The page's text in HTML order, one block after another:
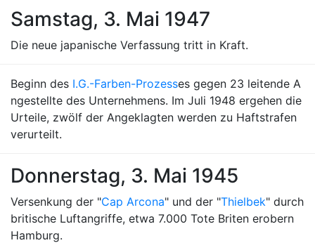
Samstag, 3. Mai 1947
Die neue japanische Verfassung tritt in Kraft.
Beginn des I.G.-Farben-Prozesses gegen 23 leitende A
ngestellte des Unternehmens. Im Juli 1948 ergehen die
Urteile, zwölf der Angeklagten werden zu Haftstrafen
verurteilt.
Donnerstag, 3. Mai 1945
Versenkung der "Cap Arcona" und der "Thielbek" durch
britische Luftangriffe, etwa 7.000 Tote Briten erobern
Hamburg.